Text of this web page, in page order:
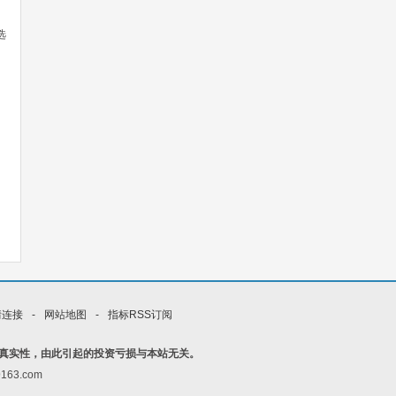
接 - 网站地图 - 指标RSS订阅
性，由此引起的投资亏损与本站无关。